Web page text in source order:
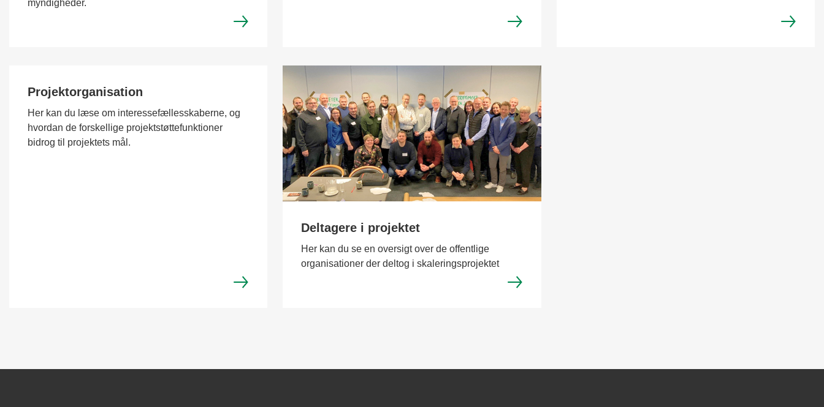
myndigheder.
Projektorganisation
Her kan du læse om interessefællesskaberne, og
hvordan de forskellige projektstøttefunktioner
bidrog til projektets mål.
Deltagere i projektet
Her kan du se en oversigt over de offentlige
organisationer der deltog i skaleringsprojektet